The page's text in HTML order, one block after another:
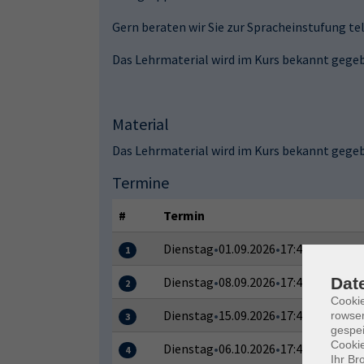
Gern beraten wir Sie zur Spracheinstufung
Das Lehrmaterial wird im Kurs bekannt
Material
Das Lehrmaterial wird im Kurs bekannt
Termine
# Termin
1 Dienstag•01.09.2026•17:45–19:15
2 Dienstag•08.09.2026•17:45–19:15
3 Dienstag•15.09.2026•17:45–19:15
4 Dienstag•06.10.2026•17:45–19:15
Ihr